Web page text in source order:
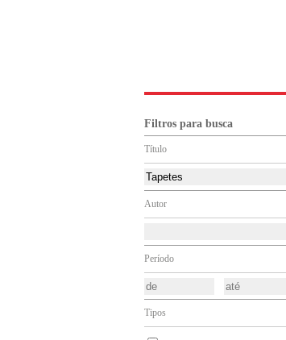
Filtros para busca
Título
Autor
Período
Tipos